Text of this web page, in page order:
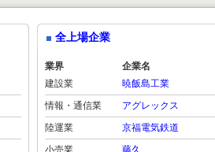
全上場企業
業界
企業名
建設業
暁飯島工業
情報・通信業
アグレックス
陸運業
京福電気鉄道
小売業
藤久